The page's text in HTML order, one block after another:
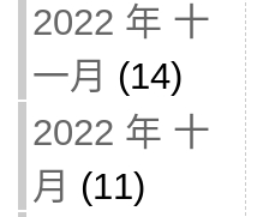
2022 年 十
一月 (14)
2022 年 十
月 (11)